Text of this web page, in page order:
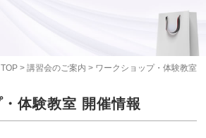
TOP> 講習会のご案内 > ワークショップ・体験教室
体験教室 開催情報